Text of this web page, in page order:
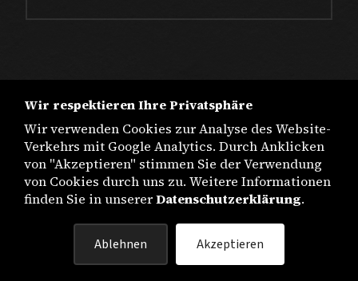
DATENSCHUTZ
Wir respektieren Ihre Privatsphäre
Wir verwenden Cookies zur Analyse des Website-
Verkehrs mit Google Analytics. Durch Anklicken
von "Akzeptieren" stimmen Sie der Verwendung
von Cookies durch uns zu. Weitere Informationen
finden Sie in unsererDatenschutzerklärung.
Ablehnen Akzeptieren